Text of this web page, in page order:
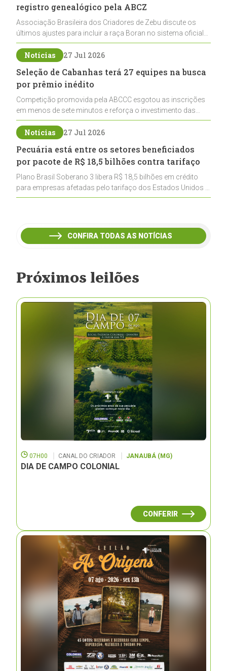
registro genealógico pela ABCZ
Associação Brasileira dos Criadores de Zebu discute os
últimos ajustes para incluir a raça Boran no sistema oficial
de registros, abrindo caminho para sua expansão na
pecuária nacional
Notícias 27 Jul 2026
Seleção de Cabanhas terá 27 equipes na busca
por prêmio inédito
Competição promovida pela ABCCC esgotou as inscrições
em menos de sete minutos e reforça o investimento das
cabanhas na seleção genética de Cavalos Crioulos voltados
ao laço
Notícias 27 Jul 2026
Pecuária está entre os setores beneficiados
por pacote de R$ 18,5 bilhões contra tarifaço
Plano Brasil Soberano 3 libera R$ 18,5 bilhões em crédito
para empresas afetadas pelo tarifaço dos Estados Unidos e
inclui a pecuária entre os setores estratégicos
CONFIRA TODAS AS NOTÍCIAS
Próximos leilões
07H00 CANAL DO CRIADOR JANAUBÁ (MG)
DIA DE CAMPO COLONIAL
CONFERIR